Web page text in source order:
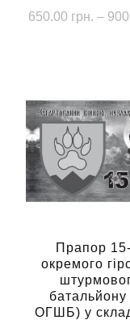
650.00 грн. –
Прапор
окремого
батальйону
ОГШБ) у